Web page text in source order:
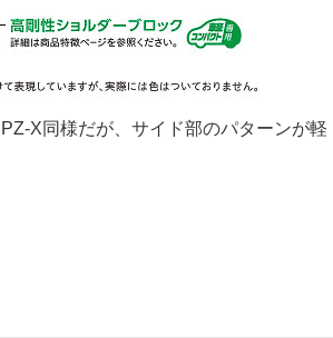
X同様だが、サイド部のパターンが軽